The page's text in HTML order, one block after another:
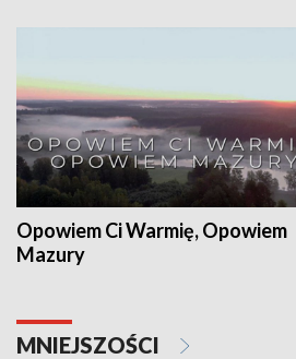
Opowiem Ci Warmię, Opowiem
Mazury
MNIEJSZOŚCI